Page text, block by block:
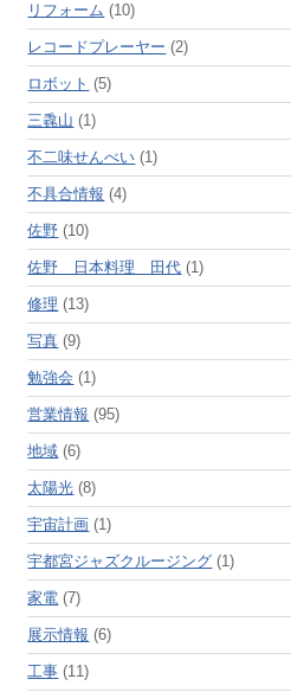
リフォーム (10)
レコードプレーヤー (2)
ロボット (5)
三毳山 (1)
不二味せんべい (1)
不具合情報 (4)
佐野 (10)
佐野 日本料理 田代 (1)
修理 (13)
写真 (9)
勉強会 (1)
営業情報 (95)
地域 (6)
太陽光 (8)
宇宙計画 (1)
宇都宮ジャズクルージング (1)
家電 (7)
展示情報 (6)
工事 (11)